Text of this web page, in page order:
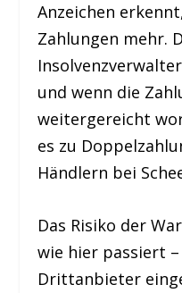
Anzeichen
Zahlungen mehr.
und wenn die
weitergereicht
es zu
Händlern bei
Das Risiko der
wie hier passiert
Drittanbieter